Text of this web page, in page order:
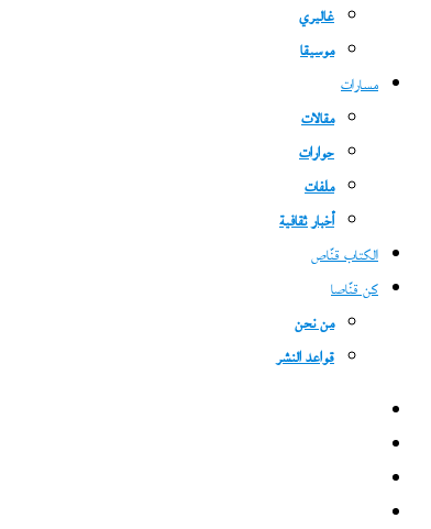
غاليري
موسيقا
مسارات
مقالات
حوارات
ملفات
أخبار ثقافية
الكتاب قنّاص
كن قنّاصا
من نحن
قواعد النشر